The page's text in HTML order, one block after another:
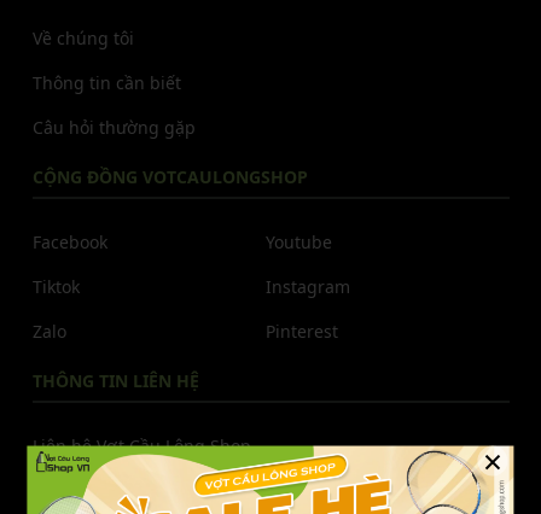
Về chúng tôi
Thông tin cần biết
Câu hỏi thường gặp
CỘNG ĐỒNG VOTCAULONGSHOP
Facebook
Tiktok
Zalo
Youtube
Instagram
Pinterest
THÔNG TIN LIÊN HỆ
Liên hệ Vợt Cầu Lông Shop
Hotline CSKH:077.685.6666
×